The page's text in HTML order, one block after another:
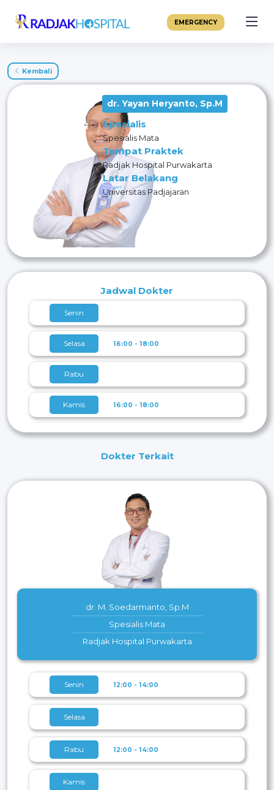
EMERGENCY
Kembali
dr. Yayan Heryanto, Sp.M
Spesialis
Spesialis Mata
Tempat Praktek
Radjak Hospital Purwakarta
Latar Belakang
Universitas Padjajaran
Jadwal Dokter
Senin
Selasa 16:00 - 18:00
Rabu
Kamis 16:00 - 18:00
Jumat
Dokter Terkait
dr. M. Soedarmanto, Sp.M
Spesialis Mata
Radjak Hospital Purwakarta
Senin 12:00 - 14:00
Selasa
Rabu 12:00 - 14:00
Kamis